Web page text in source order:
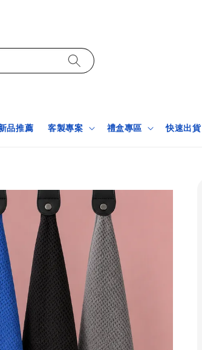
品推薦 客製專案 禮盒專區 快速出貨